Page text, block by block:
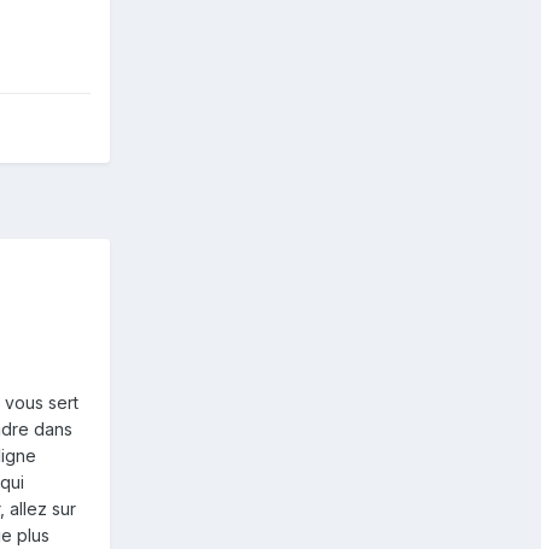
sert
dans
allez sur
plus